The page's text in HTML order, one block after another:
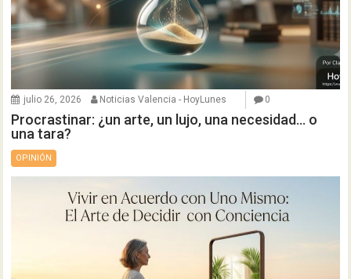
julio 26, 2026 Noticias Valencia - HoyLunes 0
Procrastinar: ¿un arte, un lujo, una necesidad… o
una tara?
OPINIÓN